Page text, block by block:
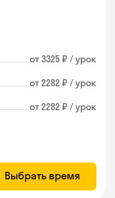
от 3325 ₽ / урок
от 2282 ₽ / урок
от 2282 ₽ / урок
Выбрать время